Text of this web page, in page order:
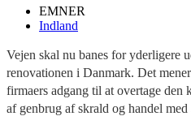
EMNER
Indland
Vejen skal nu banes for yderligere
renovationen i Danmark. Det
firmaers adgang til at overtage den
af genbrug af skrald og handel